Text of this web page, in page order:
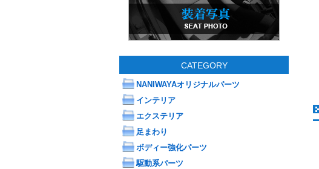
CATEGORY
NANIWAYAオリジナルパーツ
インテリア
エクステリア
足まわり
ボディー強化パーツ
駆動系パーツ